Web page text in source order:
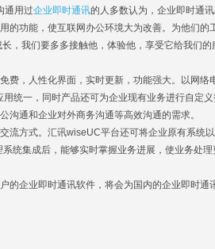
通用过企业即时通讯的人多数认为，企业即时通
的功能，使互联网办公环境大为改善。为他们的
，我们要多多接触他，体验他，享受它给我们的
，人性化界面，实时更新，功能强大。以网络
统一，同时产品还可为企业现有业务进行自定
通和企业对外商务沟通等高效沟通的需求。
方式。汇讯wiseUC平台还可将企业原有系统
统集成后，能够实时掌握业务进展，使业务处理
企业即时通讯软件，将会为国内的企业即时通